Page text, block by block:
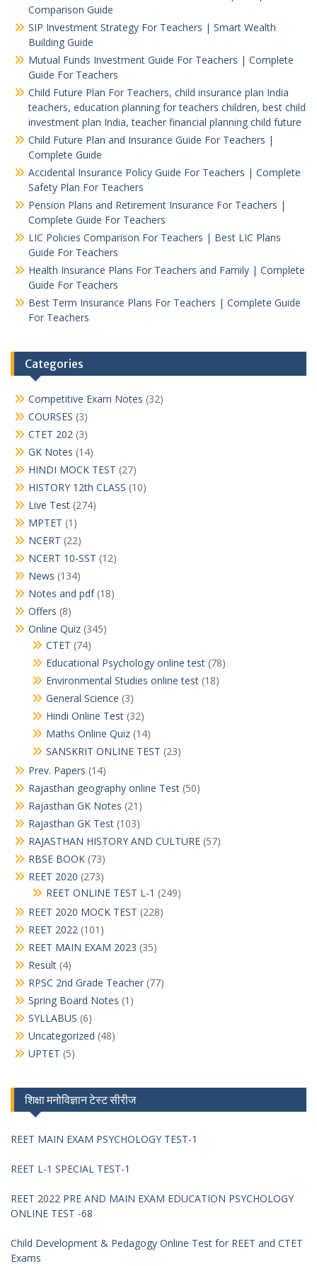
Comparison Guide
SIP Investment Strategy For Teachers | Smart Wealth
Building Guide
Mutual Funds Investment Guide For Teachers | Complete
Guide For Teachers
Child Future Plan For Teachers, child insurance plan India
teachers, education planning for teachers children, best child
investment plan India, teacher financial planning child future
Child Future Plan and Insurance Guide For Teachers |
Complete Guide
Accidental Insurance Policy Guide For Teachers | Complete
Safety Plan For Teachers
Pension Plans and Retirement Insurance For Teachers |
Complete Guide For Teachers
LIC Policies Comparison For Teachers | Best LIC Plans
Guide For Teachers
Health Insurance Plans For Teachers and Family | Complete
Guide For Teachers
Best Term Insurance Plans For Teachers | Complete Guide
For Teachers
Categories
Competitive Exam Notes (32)
COURSES (3)
CTET 202 (3)
GK Notes (14)
HINDI MOCK TEST (27)
HISTORY 12th CLASS (10)
Live Test (274)
MPTET (1)
NCERT (22)
NCERT 10-SST (12)
News (134)
Notes and pdf(18)
Offers (8)
Online Quiz (345)
CTET (74)
Educational Psychology online test (78)
Environmental Studies online test (18)
General Science (3)
Hindi Online Test (32)
Maths Online Quiz (14)
SANSKRIT ONLINE TEST (23)
Prev. Papers (14)
Rajasthan geography online Test (50)
Rajasthan GK Notes (21)
Rajasthan GK Test (103)
RAJASTHAN HISTORY AND CULTURE (57)
RBSE BOOK (73)
REET 2020 (273)
REET ONLINE TEST L-1 (249)
REET 2020 MOCK TEST (228)
REET 2022 (101)
REET MAIN EXAM 2023 (35)
Result (4)
RPSC 2nd Grade Teacher (77)
Spring Board Notes (1)
SYLLABUS (6)
Uncategorized (48)
UPTET (5)
शिक्षा मनोविज्ञान टेस्ट सीरीज
REET MAIN EXAM PSYCHOLOGY TEST-1
REET L-1 SPECIAL TEST-1
REET 2022 PRE AND MAIN EXAM EDUCATION PSYCHOLOGY
ONLINE TEST -68
Child Development & Pedagogy Online Test for REET and CTET
Exams